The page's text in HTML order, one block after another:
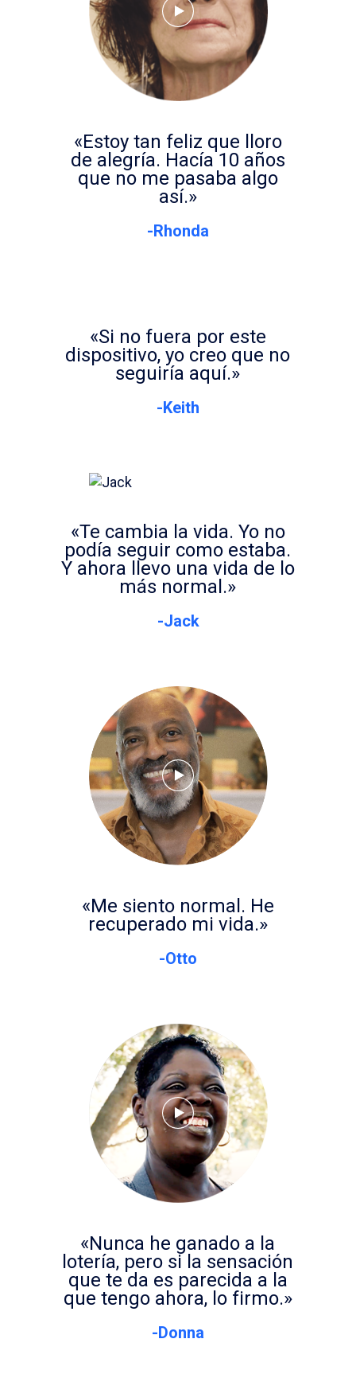
«Estoy tan feliz que lloro
de alegría. Hacía 10 años
que no me pasaba algo
así.»
-Rhonda
«Si no fuera por este
dispositivo, yo creo que no
seguiría aquí.»
-Keith
«Te cambia la vida. Yo no
podía seguir como estaba.
Y ahora llevo una vida de lo
más normal.»
-Jack
«Me siento normal. He
recuperado mi vida.»
-Otto
«Nunca he ganado a la
lotería, pero si la sensación
que te da es parecida a la
que tengo ahora, lo firmo.»
-Donna